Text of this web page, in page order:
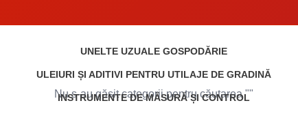
UNELTE UZUALE GOSPODĂRIE
ULEIURI ȘI ADITIVI PENTRU UTILAJE DE GRADINĂ
INSTRUMENTE DE MĂSURĂ ȘI CONTROL
Nu s-au găsit categorii pentru căutarea ""